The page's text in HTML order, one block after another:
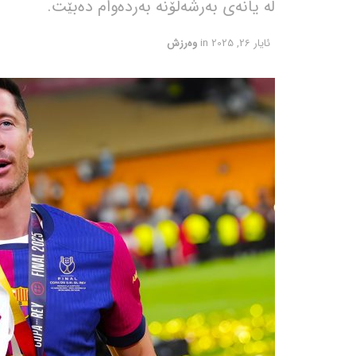
له یانەی بەرشەلۆنه بەردەوام دەبێت.
ئایار 26, 2025 in وەرزش